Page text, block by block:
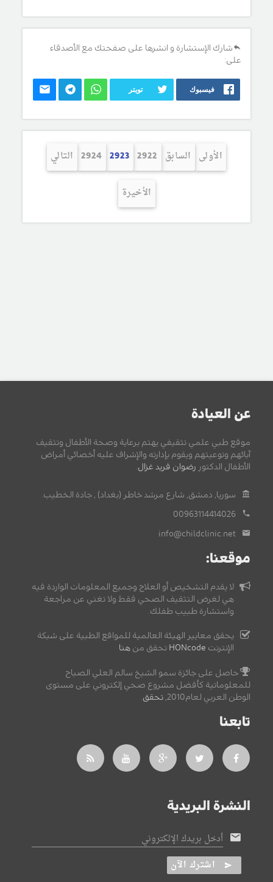
شارك الإستشارة و انشرها على صفحتك مع الأصدقاء
على:
فيسبوك تويتر
الأولى السابق 2922
2923
2924 التالي
الأخيرة
عن العيادة
موقع طبي علمي تثقيفي يهتم برعاية وصحة الأطفال وتثقيف
آبائهم وتوعيتهم ويقوم بإدارته والإشراف عليه أخصائي أمراض
الأطفال الدكتور رضوان فريد غزال
سوريا, دمشق, شارع مرشد خاطر (بغداد) , جادة الخطيب.
00963114414026
info@childclinic.net
موقعنا:
لا يقدم التشخيص أو العلاج وجميع المعلومات الواردة فيه
هي لغرض التثقيف الصحي فقط ولا تغني عن مراجعة
واستشارة طبيب طفلك.
يحقق معايير الهيئة العالمية للمواقع الطبية على شبكة
الإنترنت HONcode تحقق من هنا
حاصل على جائزة سمو الشيخ سالم العلي الصباح
للمعلوماتية كأفضل مشروع صحي إلكتروني على مستوى
الوطن العربي لعام2010,
تحقق
تابعنا
النشرة البريدية
أدخل بريدك الإلكتروني
اشترك الآن